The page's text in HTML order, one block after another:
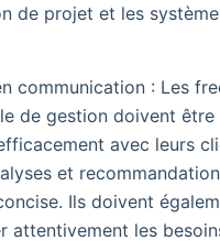
de projet et les
communication : Les
de gestion doivent être
avec leurs
et
Ils doivent
attentivement les